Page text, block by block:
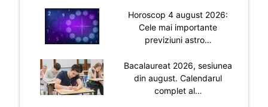
Horoscop 4 august 2026:
Cele mai importante
previziuni astro…
Bacalaureat 2026, sesiunea
din august. Calendarul
complet al…